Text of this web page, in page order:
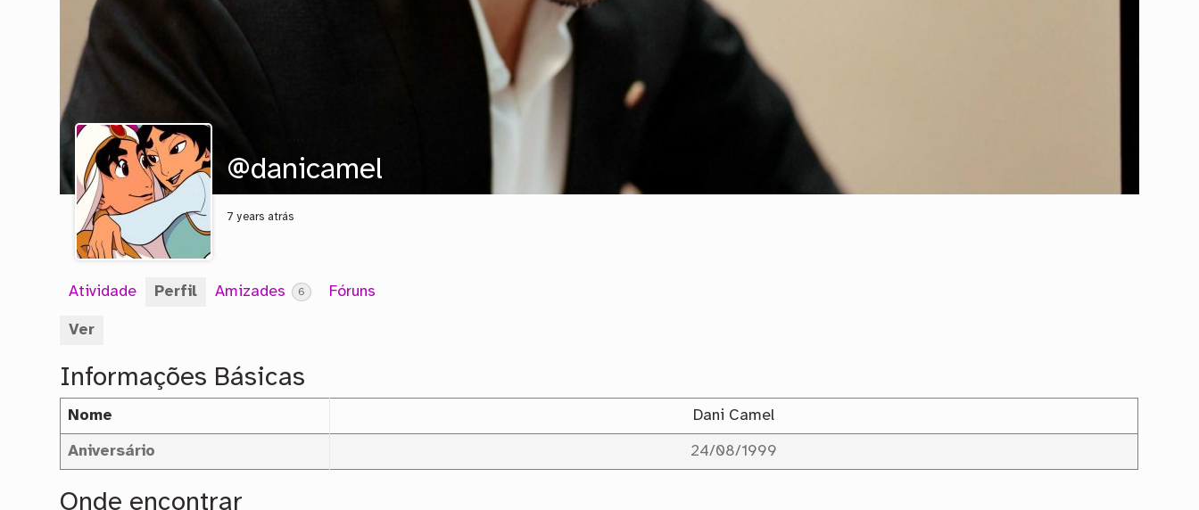
@danicamel
7 years atrás
Atividade Perfil Amizades 6 Fóruns
Ver
Informações Básicas
Nome Dani Camel
Aniversário 24/08/1999
Onde encontrar